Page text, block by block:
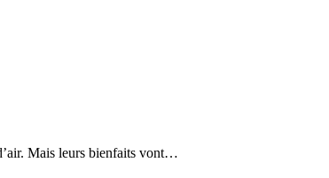
Mais leurs bienfaits vont…